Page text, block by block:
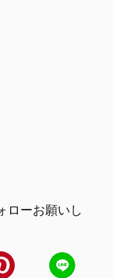
ローお願いし